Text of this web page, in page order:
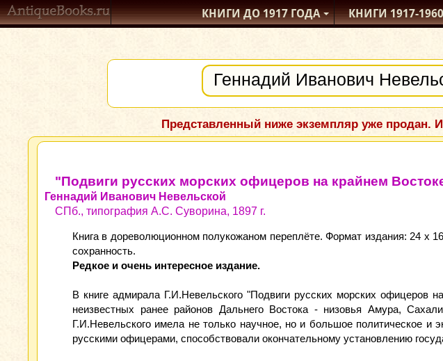
КНИГИ ДО 1917ГОДА КНИГИ1917-1960
Представленный ниже экземпляр уже продан.
"Подвиги русских морских офицеров на крайнем
Геннадий Иванович Невельской
СПб., типография А.С. Суворина, 1897 г.
Книга в дореволюционном полукожаном переплёте. Формат издания: 24
сохранность.
Редкое и очень интересное издание.
В книге адмирала Г.И.Невельского "Подвиги русских морских офицеров
неизвестных ранее районов Дальнего Востока - низовья Амура,
Г.И.Невельского имела не только научное, но и большое политическое и
русскими офицерами, способствовали окончательному установлению